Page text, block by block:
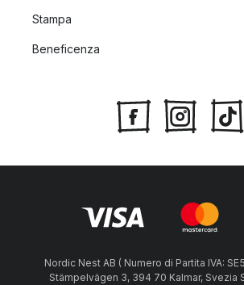
Stampa
Beneficenza
Nordic Nest AB ( Numero di Partita IVA:
Stämpelvägen 3, 394 70 Kalmar, Svezia